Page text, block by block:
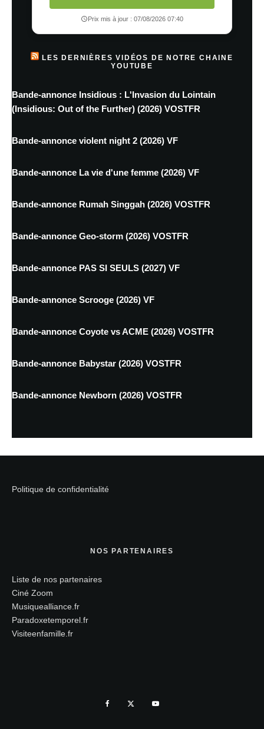
Prix mis à jour : 07/08/2026 07:40
LES DERNIÈRES VIDÉOS DE NOTRE CHAINE
YOUTUBE
Bande-annonce Insidious : L'Invasion du Lointain
(Insidious: Out of the Further) (2026) VOSTFR
Bande-annonce violent night 2 (2026) VF
Bande-annonce La vie d'une femme (2026) VF
Bande-annonce Rumah Singgah (2026) VOSTFR
Bande-annonce Geo-storm (2026) VOSTFR
Bande-annonce PAS SI SEULS (2027) VF
Bande-annonce Scrooge (2026) VF
Bande-annonce Coyote vs ACME (2026) VOSTFR
Bande-annonce Babystar (2026) VOSTFR
Bande-annonce Newborn (2026) VOSTFR
Politique de confidentialité
NOS PARTENAIRES
Liste de nos partenaires
Ciné Zoom
Musiquealliance.fr
Paradoxetemporel.fr
Visiteenfamille.fr